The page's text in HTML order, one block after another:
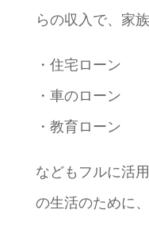
らの収入で、家
・住宅ローン
・車のローン
・教育ローン
などもフルに活
の生活のために